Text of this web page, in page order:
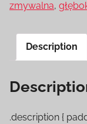
zmywalna,
Description
.description {